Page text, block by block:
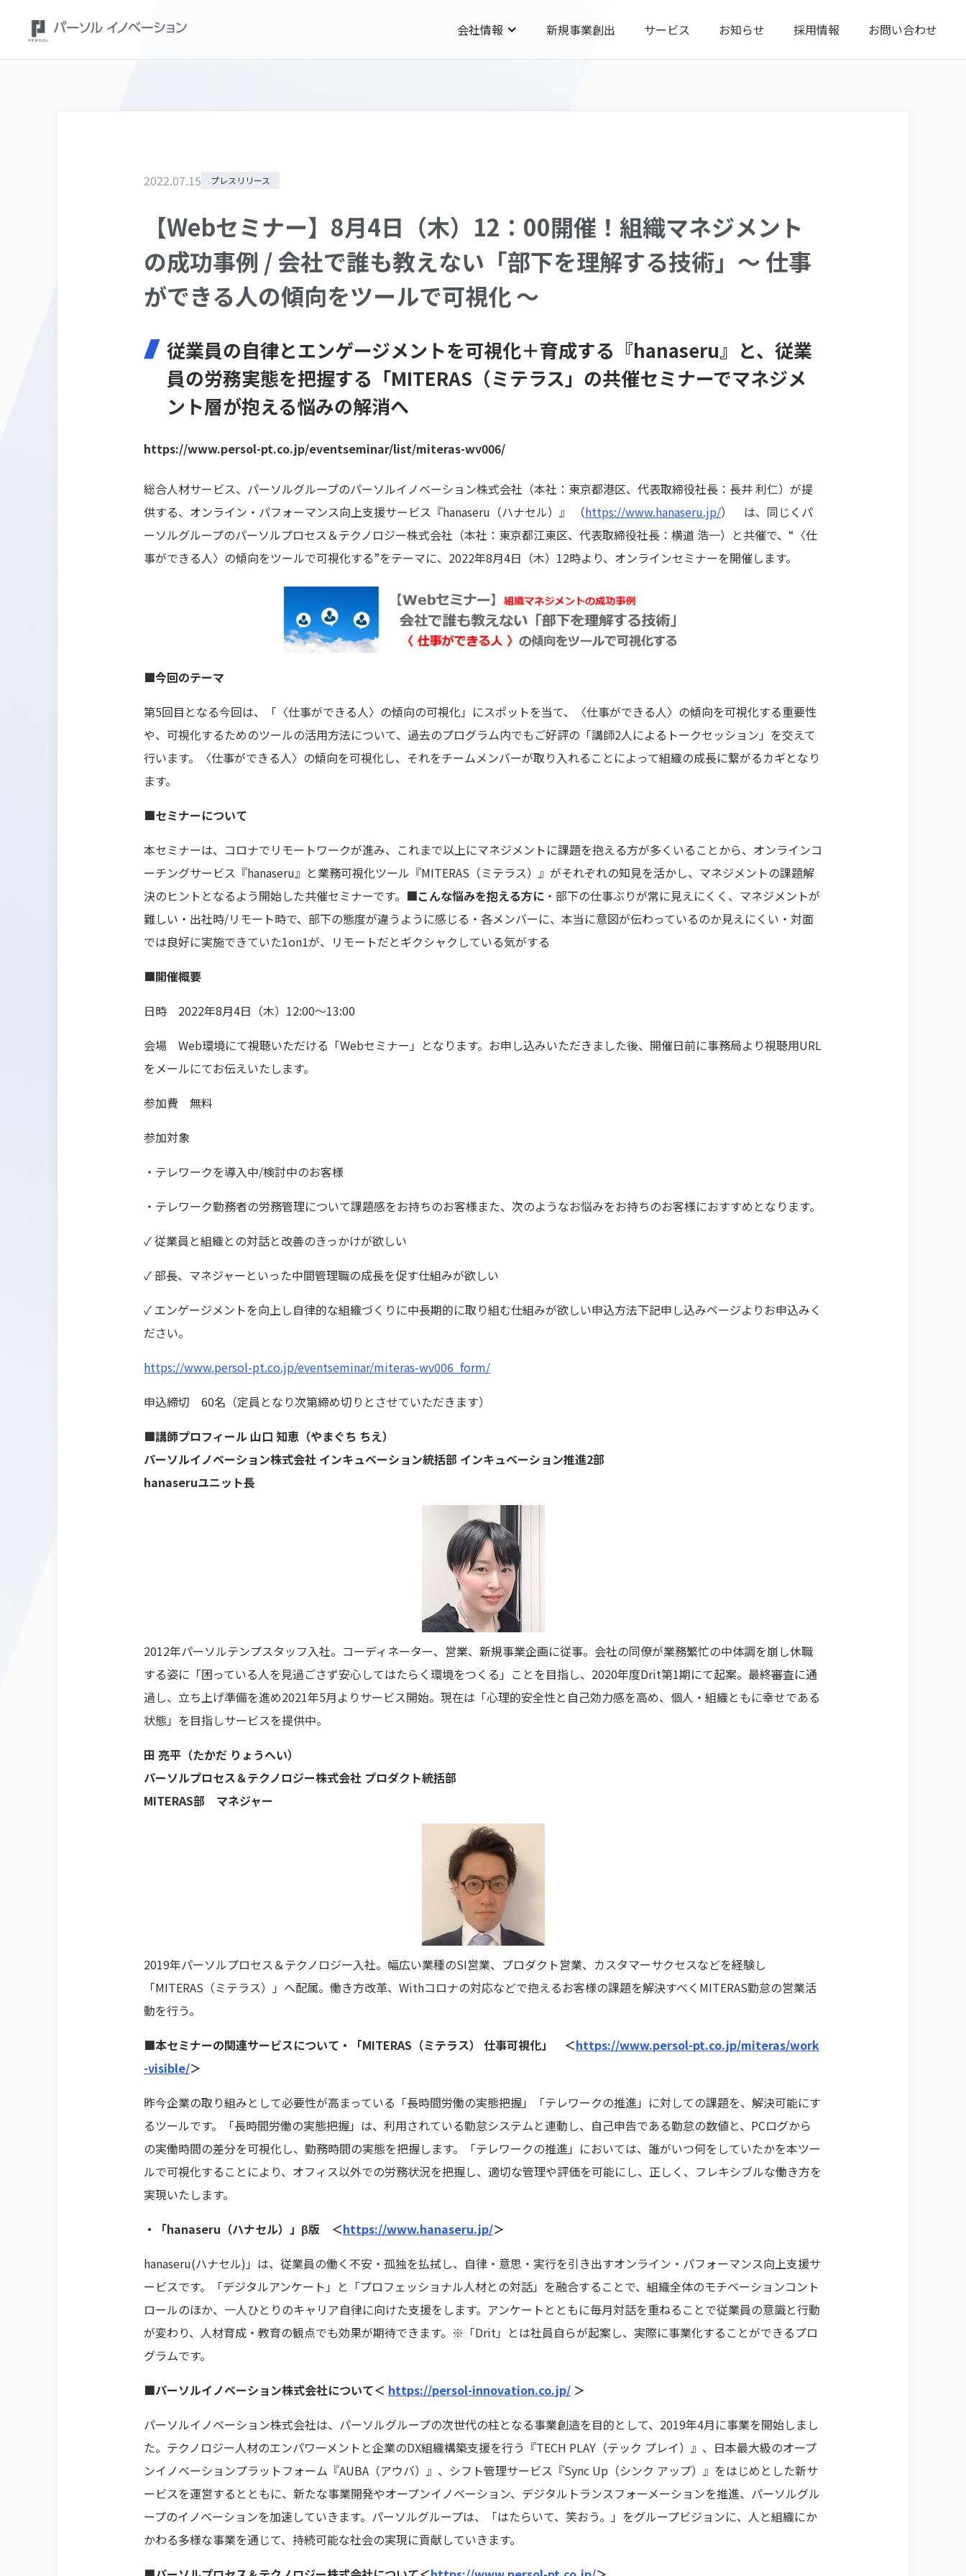
会社情報 新規事業創出 サービス お知らせ 採用情報 お問い合わせ
2022.07.15 プレスリリース
【Webセミナー】8月4日（木）12：00開催！組織マネジメント
の成功事例 / 会社で誰も教えない「部下を理解する技術」～ 仕事
ができる人の傾向をツールで可視化 ～
従業員の自律とエンゲージメントを可視化＋育成する『hanaseru』と、従業
員の労務実態を把握する「MITERAS（ミテラス」の共催セミナーでマネジメ
ント層が抱える悩みの解消へ
https://www.persol-pt.co.jp/eventseminar/list/miteras-wv006/
総合人材サービス、パーソルグループのパーソルイノベーション株式会社（本社：東京都港区、代表取締役社長：長井 利仁）が提
供する、オンライン・パフォーマンス向上支援サービス『hanaseru（ハナセル）』 （https://www.hanaseru.jp/） は、同じくパ
ーソルグループのパーソルプロセス＆テクノロジー株式会社（本社：東京都江東区、代表取締役社長：横道 浩一）と共催で、“〈仕
事ができる人〉の傾向をツールで可視化する”をテーマに、2022年8月4日（木）12時より、オンラインセミナーを開催します。
■今回のテーマ
第5回目となる今回は、「〈仕事ができる人〉の傾向の可視化」にスポットを当て、〈仕事ができる人〉の傾向を可視化する重要性
や、可視化するためのツールの活用方法について、過去のプログラム内でもご好評の「講師2人によるトークセッション」を交えて
行います。〈仕事ができる人〉の傾向を可視化し、それをチームメンバーが取り入れることによって組織の成長に繋がるカギとなり
ます。
■セミナーについて
本セミナーは、コロナでリモートワークが進み、これまで以上にマネジメントに課題を抱える方が多くいることから、オンラインコ
ーチングサービス『hanaseru』と業務可視化ツール『MITERAS（ミテラス）』がそれぞれの知見を活かし、マネジメントの課題解
決のヒントとなるよう開始した共催セミナーです。 ■こんな悩みを抱える方に ・部下の仕事ぶりが常に見えにくく、マネジメントが
難しい・出社時/リモート時で、部下の態度が違うように感じる・各メンバーに、本当に意図が伝わっているのか見えにくい・対面
では良好に実施できていた1on1が、リモートだとギクシャクしている気がする
■開催概要
日時 2022年8月4日（木）12:00～13:00
会場 Web環境にて視聴いただける「Webセミナー」となります。お申し込みいただきました後、開催日前に事務局より視聴用URL
をメールにてお伝えいたします。
参加費 無料
参加対象
・テレワークを導入中/検討中のお客様
・テレワーク勤務者の労務管理について課題感をお持ちのお客様また、次のようなお悩みをお持ちのお客様におすすめとなります。
✓ 従業員と組織との対話と改善のきっかけが欲しい
✓ 部長、マネジャーといった中間管理職の成長を促す仕組みが欲しい
✓ エンゲージメントを向上し自律的な組織づくりに中長期的に取り組む仕組みが欲しい申込方法下記申し込みページよりお申込みく
ださい。
https://www.persol-pt.co.jp/eventseminar/miteras-wv006_form/
申込締切 60名（定員となり次第締め切りとさせていただきます）
■講師プロフィール 山口 知恵（やまぐち ちえ）
パーソルイノベーション株式会社 インキュベーション統括部 インキュベーション推進2部
hanaseruユニット長
2012年パーソルテンプスタッフ入社。コーディネーター、営業、新規事業企画に従事。会社の同僚が業務繁忙の中体調を崩し休職
する姿に「困っている人を見過ごさず安心してはたらく環境をつくる」ことを目指し、2020年度Drit第1期にて起案。最終審査に通
過し、立ち上げ準備を進め2021年5月よりサービス開始。現在は「心理的安全性と自己効力感を高め、個人・組織ともに幸せである
状態」を目指しサービスを提供中。
田 亮平（たかだ りょうへい）
パーソルプロセス＆テクノロジー株式会社 プロダクト統括部
MITERAS部 マネジャー
2019年パーソルプロセス＆テクノロジー入社。幅広い業種のSI営業、プロダクト営業、カスタマーサクセスなどを経験し
「MITERAS（ミテラス）」へ配属。働き方改革、Withコロナの対応などで抱えるお客様の課題を解決すべくMITERAS勤怠の営業活
動を行う。
■本セミナーの関連サービスについて・「MITERAS（ミテラス） 仕事可視化」 ＜https://www.persol-pt.co.jp/miteras/work
-visible/＞
昨今企業の取り組みとして必要性が高まっている「長時間労働の実態把握」「テレワークの推進」に対しての課題を、解決可能にす
るツールです。「長時間労働の実態把握」は、利用されている勤怠システムと連動し、自己申告である勤怠の数値と、PCログから
の実働時間の差分を可視化し、勤務時間の実態を把握します。「テレワークの推進」においては、誰がいつ何をしていたかを本ツー
ルで可視化することにより、オフィス以外での労務状況を把握し、適切な管理や評価を可能にし、正しく、フレキシブルな働き方を
実現いたします。
・「hanaseru（ハナセル）」β版 ＜https://www.hanaseru.jp/＞
hanaseru(ハナセル)」は、従業員の働く不安・孤独を払拭し、自律・意思・実行を引き出すオンライン・パフォーマンス向上支援サ
ービスです。「デジタルアンケート」と「プロフェッショナル人材との対話」を融合することで、組織全体のモチベーションコント
ロールのほか、一人ひとりのキャリア自律に向けた支援をします。アンケートとともに毎月対話を重ねることで従業員の意識と行動
が変わり、人材育成・教育の観点でも効果が期待できます。※「Drit」とは社員自らが起案し、実際に事業化することができるプロ
グラムです。
■パーソルイノベーション株式会社について＜ https://persol-innovation.co.jp/ ＞
パーソルイノベーション株式会社は、パーソルグループの次世代の柱となる事業創造を目的として、2019年4月に事業を開始しまし
た。テクノロジー人材のエンパワーメントと企業のDX組織構築支援を行う『TECH PLAY（テック プレイ）』、日本最大級のオープ
ンイノベーションプラットフォーム『AUBA（アウバ）』、シフト管理サービス『Sync Up（シンク アップ）』をはじめとした新サ
ービスを運営するとともに、新たな事業開発やオープンイノベーション、デジタルトランスフォーメーションを推進、パーソルグル
ープのイノベーションを加速していきます。パーソルグループは、「はたらいて、笑おう。」をグループビジョンに、人と組織にか
かわる多様な事業を通じて、持続可能な社会の実現に貢献していきます。